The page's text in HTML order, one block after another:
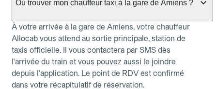
Où trouver mon chauffeur taxi à la gare de Amiens ?
À votre arrivée à la gare de Amiens, votre chauffeur
Allocab vous attend au sortie principale, station de
taxis officielle. Il vous contactera par SMS dès
l'arrivée du train et vous pouvez aussi le joindre
depuis l'application. Le point de RDV est confirmé
dans votre récapitulatif de réservation.